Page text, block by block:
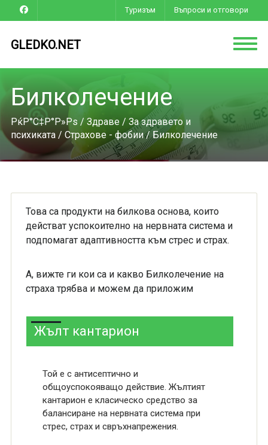
Туризъм Въпроси и отговори
GLEDKO.NET
Билколечение
РќР°С‡Р°Р»Рѕ / Здраве/ За здравето и
психиката/ Страхове - фобии/ Билколечение
Това са продукти на билкова основа, които
действат успокоително на нервната система и
подпомагат адаптивността към стрес и страх.
А, вижте ги кои са и какво Билколечение на
страха трябва и можем да приложим
Жълт кантарион
Той е с антисептично и
общоуспокояващо действие. Жълтият
кантарион е класическо средство за
балансиране на нервната система при
стрес, страх и свръхнапрежения.